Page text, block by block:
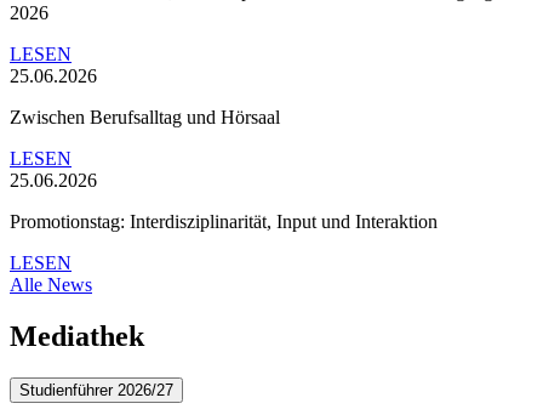
2026
LESEN
25.06.2026
Zwischen Berufsalltag und Hörsaal
LESEN
25.06.2026
Promotionstag: Interdisziplinarität, Input und Interaktion
LESEN
Alle News
Mediathek
Studienführer 2026/27